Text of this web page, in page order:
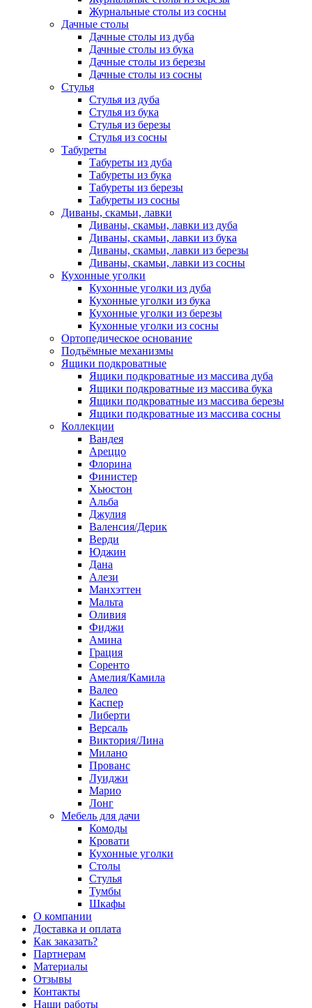
Журнальные столы из сосны
Дачные столы
Дачные столы из дуба
Дачные столы из бука
Дачные столы из березы
Дачные столы из сосны
Стулья
Стулья из дуба
Стулья из бука
Стулья из березы
Стулья из сосны
Табуреты
Табуреты из дуба
Табуреты из бука
Табуреты из березы
Табуреты из сосны
Диваны, скамьи, лавки
Диваны, скамьи, лавки из дуба
Диваны, скамьи, лавки из бука
Диваны, скамьи, лавки из березы
Диваны, скамьи, лавки из сосны
Кухонные уголки
Кухонные уголки из дуба
Кухонные уголки из бука
Кухонные уголки из березы
Кухонные уголки из сосны
Ортопедическое основание
Подъёмные механизмы
Ящики подкроватные
Ящики подкроватные из массива дуба
Ящики подкроватные из массива бука
Ящики подкроватные из массива березы
Ящики подкроватные из массива сосны
Коллекции
Вандея
Ареццо
Флорина
Финистер
Хьюстон
Альба
Джулия
Валенсия/Дерик
Верди
Юджин
Дана
Алези
Манхэттен
Мальта
Оливия
Фиджи
Амина
Грация
Соренто
Амелия/Камила
Валео
Каспер
Либерти
Версаль
Виктория/Лина
Милано
Прованс
Луиджи
Марио
Лонг
Мебель для дачи
Комоды
Кровати
Кухонные уголки
Столы
Стулья
Тумбы
Шкафы
О компании
Доставка и оплата
Как заказать?
Партнерам
Материалы
Отзывы
Контакты
Наши работы